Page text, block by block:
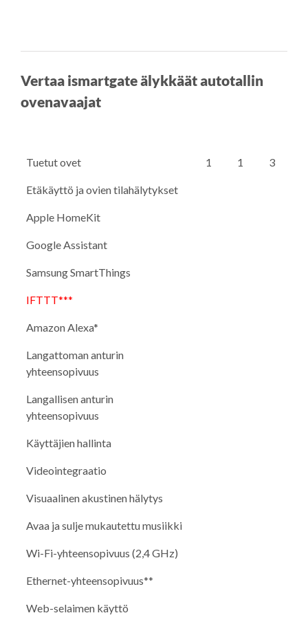
Vertaa ismartgate älykkäät autotallin
ovenavaajat
Tuetut ovet 1 1 3
Etäkäyttö ja ovien tilahälytykset
Apple HomeKit
Google Assistant
Samsung SmartThings
IFTTT***
Amazon Alexa*
Langattoman anturin
yhteensopivuus
Langallisen anturin
yhteensopivuus
Käyttäjien hallinta
Videointegraatio
Visuaalinen akustinen hälytys
Avaa ja sulje mukautettu musiikki
Wi-Fi-yhteensopivuus (2,4 GHz)
Ethernet-yhteensopivuus**
Web-selaimen käyttö